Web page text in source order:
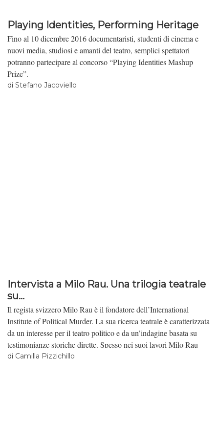
Playing Identities, Performing Heritage
Fino al 10 dicembre 2016 documentaristi, studenti di cinema e
nuovi media, studiosi e amanti del teatro, semplici spettatori
potranno partecipare al concorso “Playing Identities Mashup
Prize”.
di Stefano Jacoviello
Intervista a Milo Rau. Una trilogia teatrale
su...
Il regista svizzero Milo Rau è il fondatore dell’International
Institute of Political Murder. La sua ricerca teatrale è caratterizzata
da un interesse per il teatro politico e da un’indagine basata su
testimonianze storiche dirette. Spesso nei suoi lavori Milo Rau
opera una particolare forma di reenactment: una ricostituzione di
di Camilla Pizzichillo